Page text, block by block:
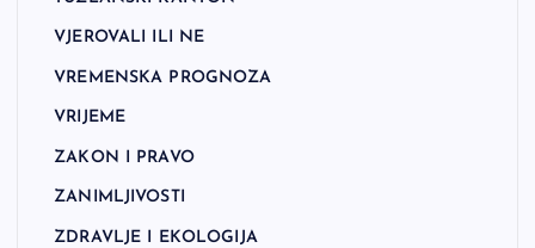
VJEROVALI ILI NE
VREMENSKA PROGNOZA
VRIJEME
ZAKON I PRAVO
ZANIMLJIVOSTI
ZDRAVLJE I EKOLOGIJA